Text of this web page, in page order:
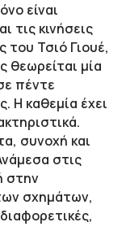
είναι
τις κινήσεις
του Τσιό Γιουέ,
θεωρείται μία
πέντε
Η καθεμία έχει
συνοχή και
στις
στην
σχημάτων,